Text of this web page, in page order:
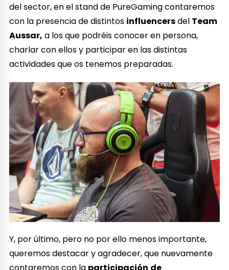
del sector, en el stand de PureGaming contaremos
con la presencia de distintos influencersdel Team
Aussar, a los que podréis conocer en persona,
charlar con ellos y participar en las distintas
actividades que os tenemos preparadas.
Y, por último, pero no por ello menos importante,
queremos destacar y agradecer, que nuevamente